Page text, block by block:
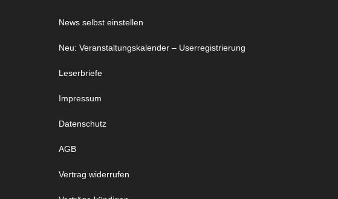
News selbst einstellen
Neu: Veranstaltungskalender – Userregistrierung
Leserbriefe
Impressum
Datenschutz
AGB
Vertrag widerrufen